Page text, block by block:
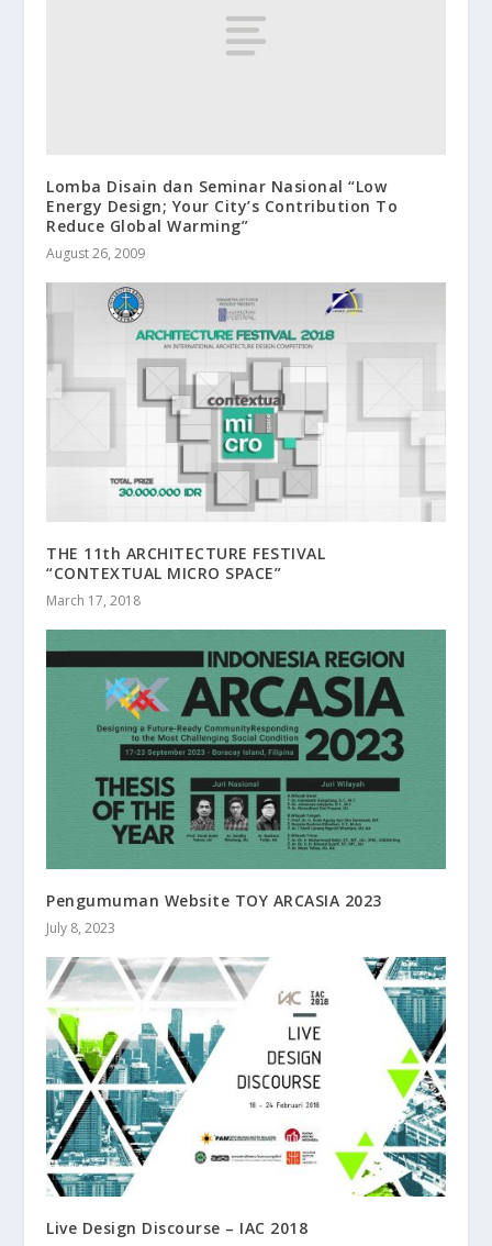
Lomba Disain dan Seminar Nasional “Low
Energy Design; Your City’s Contribution To
Reduce Global Warming”
August 26, 2009
THE 11th ARCHITECTURE FESTIVAL
“CONTEXTUAL MICRO SPACE”
March 17, 2018
Pengumuman Website TOY ARCASIA 2023
July 8, 2023
Live Design Discourse – IAC 2018